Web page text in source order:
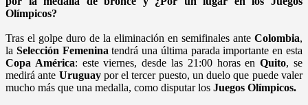
Olímpicos?
Tras el golpe duro de la eliminación en semifinales ante Colombia,
la Selección Femenina tendrá una última parada importante en esta
Copa América: este viernes, desde las 21:00 horas enQuito, se
medirá ante Uruguaypor el tercer puesto, un duelo que puede valer
mucho más que una medalla, como disputar los Juegos Olímpicos.